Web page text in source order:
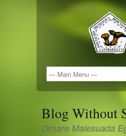
Blog Without
Ornare Malesuada